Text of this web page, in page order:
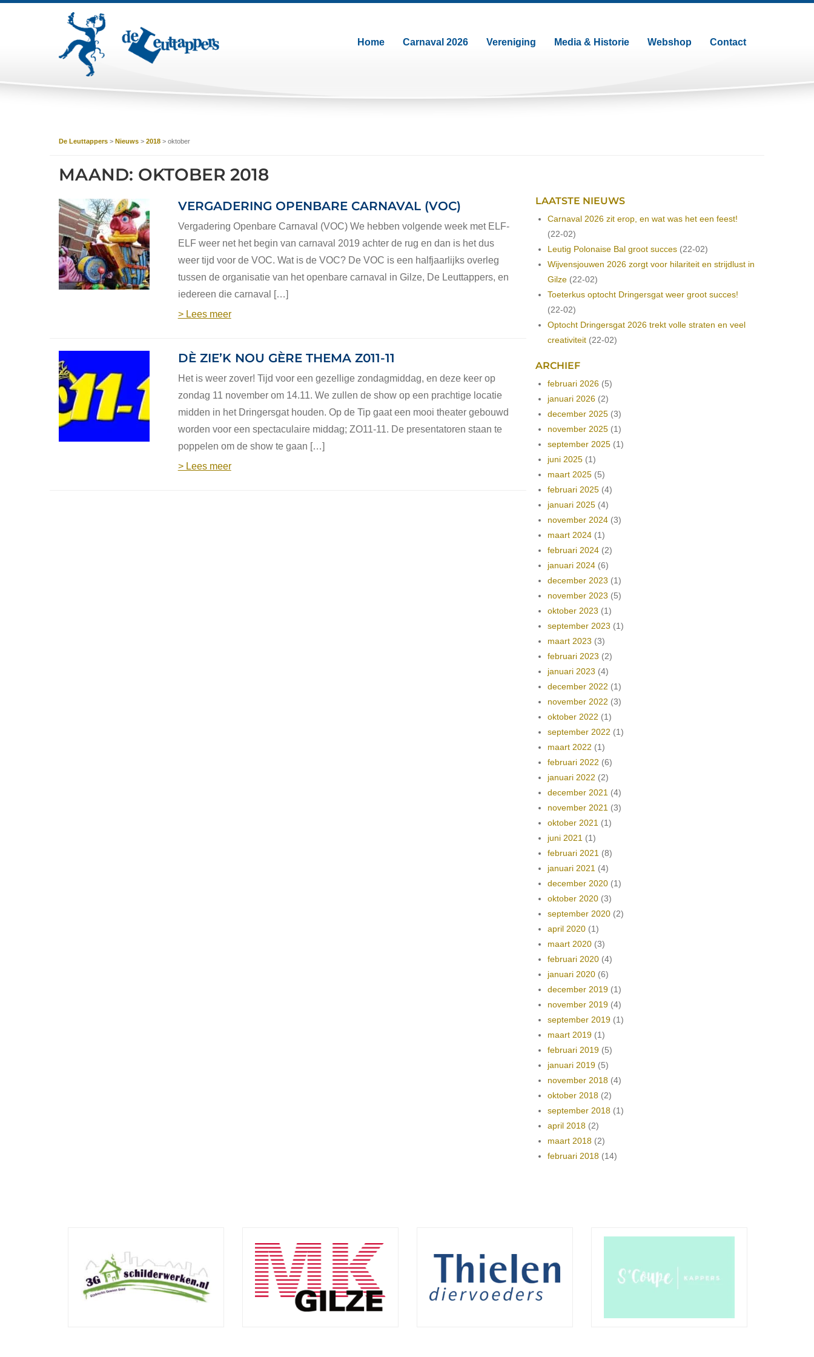
Home Carnaval 2026 Vereniging Media & Historie Webshop Contact
De Leuttappers > Nieuws > 2018 > oktober
MAAND: OKTOBER 2018
VERGADERING OPENBARE CARNAVAL (VOC)
Vergadering Openbare Carnaval (VOC) We hebben volgende week met ELF-
ELF weer net het begin van carnaval 2019 achter de rug en dan is het dus
weer tijd voor de VOC. Wat is de VOC? De VOC is een halfjaarlijks overleg
tussen de organisatie van het openbare carnaval in Gilze, De Leuttappers, en
iedereen die carnaval […]
> Lees meer
DÈ ZIE’K NOU GÈRE THEMA Z011-11
Het is weer zover! Tijd voor een gezellige zondagmiddag, en deze keer op
zondag 11 november om 14.11. We zullen de show op een prachtige locatie
midden in het Dringersgat houden. Op de Tip gaat een mooi theater gebouwd
worden voor een spectaculaire middag; ZO11-11. De presentatoren staan te
poppelen om de show te gaan […]
> Lees meer
LAATSTE NIEUWS
Carnaval 2026 zit erop, en wat was het een feest!
(22-02)
Leutig Polonaise Bal groot succes (22-02)
Wijvensjouwen 2026 zorgt voor hilariteit en strijdlust in
Gilze (22-02)
Toeterkus optocht Dringersgat weer groot succes!
(22-02)
Optocht Dringersgat 2026 trekt volle straten en veel
creativiteit (22-02)
ARCHIEF
februari 2026(5)
januari 2026(2)
december 2025(3)
november 2025(1)
september 2025(1)
juni 2025(1)
maart 2025(5)
februari 2025(4)
januari 2025(4)
november 2024(3)
maart 2024(1)
februari 2024(2)
januari 2024(6)
december 2023 (1)
november 2023 (5)
oktober 2023 (1)
september 2023 (1)
maart 2023 (3)
februari 2023 (2)
januari 2023 (4)
december 2022 (1)
november 2022 (3)
oktober 2022 (1)
september 2022 (1)
maart 2022 (1)
februari 2022 (6)
januari 2022 (2)
december 2021 (4)
november 2021 (3)
oktober 2021 (1)
juni 2021 (1)
februari 2021 (8)
januari 2021 (4)
december 2020(1)
oktober 2020(3)
september 2020(2)
april 2020(1)
maart 2020(3)
februari 2020(4)
januari 2020(6)
december 2019(1)
november 2019(4)
september 2019(1)
maart 2019(1)
februari 2019(5)
januari 2019(5)
november 2018(4)
oktober 2018(2)
september 2018(1)
april 2018(2)
maart 2018(2)
februari 2018(14)